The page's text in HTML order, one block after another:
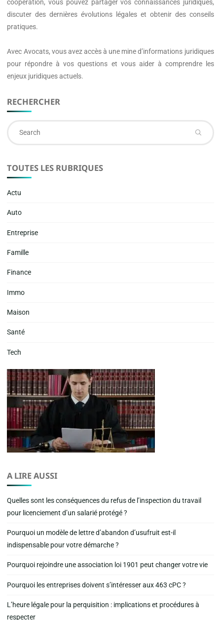
coopération, vous pouvez partager vos connaissances juridiques,
discuter des dernières évolutions légales et obtenir des conseils
pratiques.
Avec Avocats, vous avez accès à une mine d’informations juridiques
pour répondre à vos questions et vous aider à comprendre les
enjeux juridiques actuels.
RECHERCHER
TOUTES LES RUBRIQUES
Actu
Auto
Entreprise
Famille
Finance
Immo
Maison
Santé
Tech
A LIRE AUSSI
Quelles sont les conséquences du refus de l’inspection du travail
pour licenciement d’un salarié protégé ?
Pourquoi un modèle de lettre d’abandon d’usufruit est-il
indispensable pour votre démarche ?
Pourquoi rejoindre une association loi 1901 peut changer votre vie
Pourquoi les entreprises doivent s’intéresser aux 463 cPC ?
L’heure légale pour la perquisition : implications et procédures à
respecter